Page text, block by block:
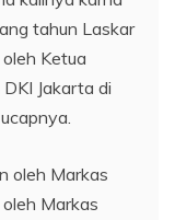
tahun Laskar
Ketua
Jakarta di
oleh Markas
Markas